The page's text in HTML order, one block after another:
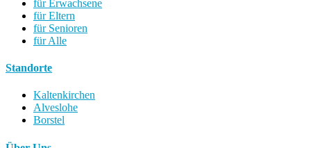
für Erwachsene
für Eltern
für Senioren
für Alle
Standorte
Kaltenkirchen
Alveslohe
Borstel